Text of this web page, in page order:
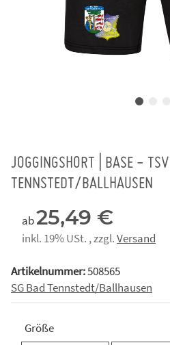
JOGGINGSHORT | BASE -
TENNSTEDT/BALLHAUSEN
ab25,49 €
inkl. 19% USt. , zzgl.Versand
Artikelnummer:508565
SG Bad Tennstedt/Ballhausen
Größe